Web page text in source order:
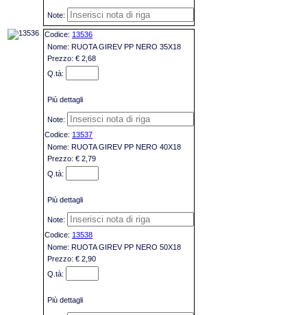
13536
RUOTA GIREV PP NERO 35X18
€ 2,68
Più dettagli
13537
RUOTA GIREV PP NERO 40X18
€ 2,79
Più dettagli
13538
RUOTA GIREV PP NERO 50X18
€ 2,90
Più dettagli